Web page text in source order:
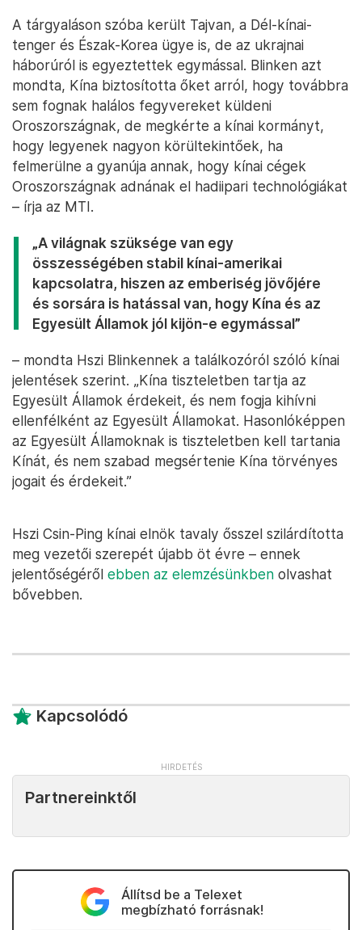
A tárgyaláson szóba került Tajvan, a Dél-kínai-
tenger és Észak-Korea ügye is, de az ukrajnai
háborúról is egyeztettek egymással. Blinken azt
mondta, Kína biztosította őket arról, hogy továbbra
sem fognak halálos fegyvereket küldeni
Oroszországnak, de megkérte a kínai kormányt,
hogy legyenek nagyon körültekintőek, ha
felmerülne a gyanúja annak, hogy kínai cégek
Oroszországnak adnának el hadiipari technológiákat
– írja az MTI.
„A világnak szüksége van egy
összességében stabil kínai-amerikai
kapcsolatra, hiszen az emberiség jövőjére
és sorsára is hatással van, hogy Kína és az
Egyesült Államok jól kijön-e egymással”
– mondta Hszi Blinkennek a találkozóról szóló kínai
jelentések szerint. „Kína tiszteletben tartja az
Egyesült Államok érdekeit, és nem fogja kihívni
ellenfélként az Egyesült Államokat. Hasonlóképpen
az Egyesült Államoknak is tiszteletben kell tartania
Kínát, és nem szabad megsértenie Kína törvényes
jogait és érdekeit.”
Hszi Csin-Ping kínai elnök tavaly ősszel szilárdította
meg vezetői szerepét újabb öt évre – ennek
jelentőségéről ebben az elemzésünkben olvashat
bővebben.
Kapcsolódó
Partnereinktől
Állítsd be a Telexet
megbízható forrásnak!